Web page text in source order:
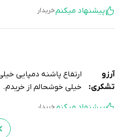
پیشنهاد میکنمخریدار
آرزو
تشکری:
ارتفاع پاشنه دمپایی
خیلی خوشحالم از خریدم.
پیشنهاد میکنمخریدار